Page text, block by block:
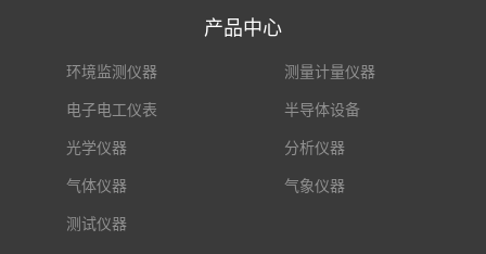
产品中心
环境监测仪器 测量计量仪器
电子电工仪表 半导体设备
光学仪器 分析仪器
气体仪器 气象仪器
测试仪器